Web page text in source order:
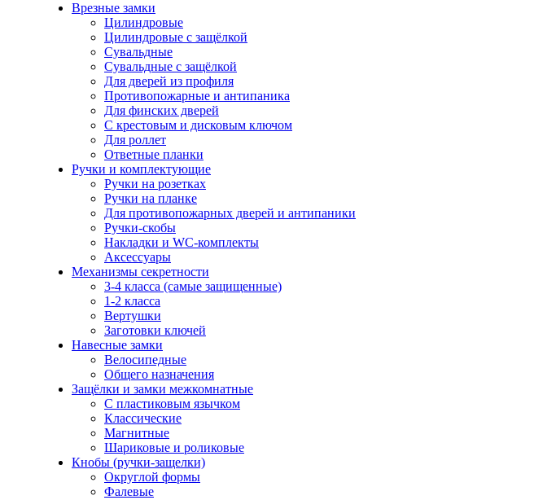
Врезные замки
Цилиндровые
Цилиндровые с защёлкой
Сувальдные
Сувальдные с защёлкой
Для дверей из профиля
Противопожарные и антипаника
Для финских дверей
С крестовым и дисковым ключом
Для роллет
Ответные планки
Ручки и комплектующие
Ручки на розетках
Ручки на планке
Для противопожарных дверей и антипаники
Ручки-скобы
Накладки и WC-комплекты
Аксессуары
Механизмы секретности
3-4 класса (самые защищенные)
1-2 класса
Вертушки
Заготовки ключей
Навесные замки
Велосипедные
Общего назначения
Защёлки и замки межкомнатные
С пластиковым язычком
Классические
Магнитные
Шариковые и роликовые
Кнобы (ручки-защелки)
Округлой формы
Фалевые